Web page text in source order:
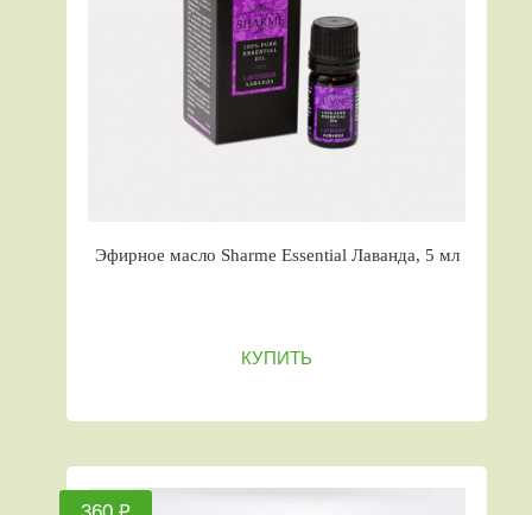
Эфирное масло Sharme Essential Лаванда, 5 мл
КУПИТЬ